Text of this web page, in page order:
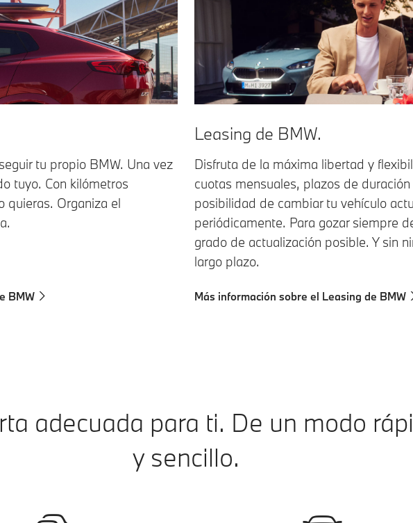
tu propio BMW. Una vez
tuyo. Con kilómetros
quieras. Organiza el
BMW
Leasing de BMW.
Disfruta de la máxima libertad y
cuotas mensuales, plazos de
posibilidad de cambiar tu vehículo
periódicamente. Para gozar siempre
grado de actualización posible. Y sin
largo plazo.
Más información sobre el Leasing de BMW
adecuada para ti. De un modo
y sencillo.